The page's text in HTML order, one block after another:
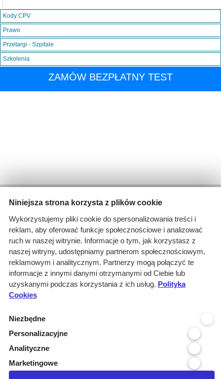
Kody CPV
Prawo
Przetargi - Szpitale
Szkolenia
ZAMÓW BEZPŁATNY TEST
Branże: Laboratoria
Miejscowość organizatora: Oles...
Branże: Praca
Podbranze: materiały medyczne
Branże: Przewóz osób
Kraj realizacji: POLSKA
Województwo realizacji
Niniejsza strona korzysta z plików cookie
Wykorzystujemy pliki cookie do spersonalizowania treści i
reklam, aby oferować funkcje społecznościowe i analizować
ruch w naszej witrynie. Informacje o tym, jak korzystasz z
naszej witryny, udostępniamy partnerom społecznościowym,
reklamowym i analitycznym. Partnerzy mogą połączyć te
informacje z innymi danymi otrzymanymi od Ciebie lub
uzyskanymi podczas korzystania z ich usług. Polityka
Cookies
Niezbędne
Personalizacyjne
Analityczne
Marketingowe